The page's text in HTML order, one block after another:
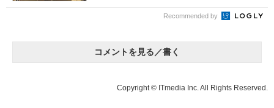
Recommended by
コメントを見る／書く
Copyright © ITmedia Inc. All Rights Reserved.